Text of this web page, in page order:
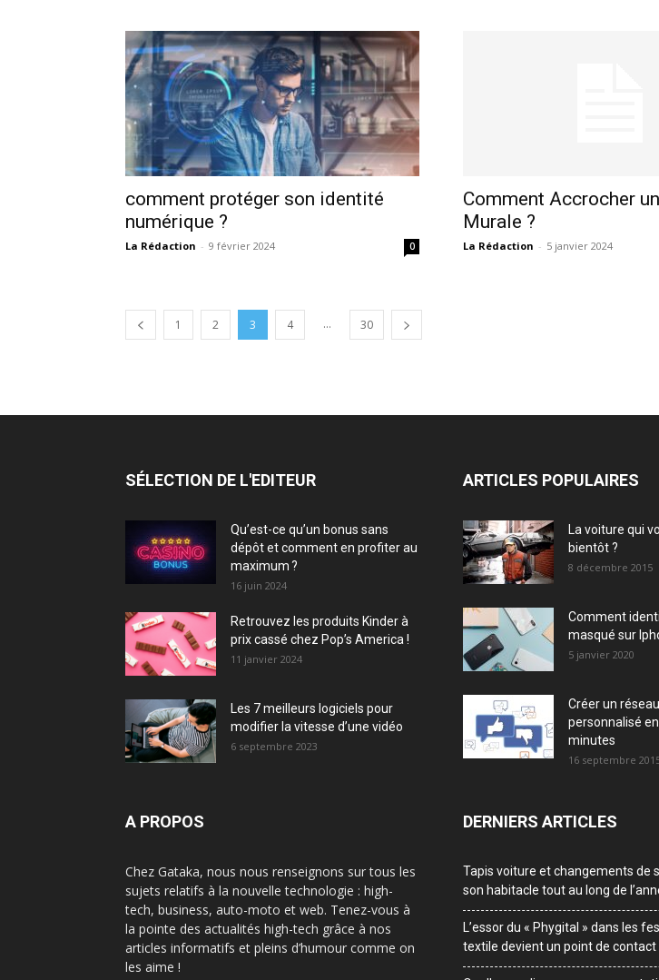
comment protéger son identité
numérique ?
La Rédaction - 9 février 2024 0
Comment Accrocher
Murale ?
La Rédaction - 5 janvier 2024
1 2 3 4 ... 30
SÉLECTION DE L'EDITEUR
Qu’est-ce qu’un bonus sans
dépôt et comment en profiter au
maximum ?
16 juin 2024
Retrouvez les produits Kinder à
prix cassé chez Pop’s America !
11 janvier 2024
Les 7 meilleurs logiciels pour
modifier la vitesse d’une vidéo
6 septembre 2023
A PROPOS
Chez Gataka, nous nous renseignons sur tous les
sujets relatifs à la nouvelle technologie : high-
tech, business, auto-moto et web. Tenez-vous à
la pointe des actualités high-tech grâce à nos
articles informatifs et pleins d’humour comme on
les aime !
ARTICLES POPULAIRES
La voiture qui
bientôt ?
8 décembre 2015
Comment
masqué sur
5 janvier 2020
Créer un
personnalisé
minutes
16 septembre
DERNIERS ARTICLES
Tapis voiture et changements de
son habitacle tout au long de
L’essor du « Phygital » dans les
textile devient un point de contact